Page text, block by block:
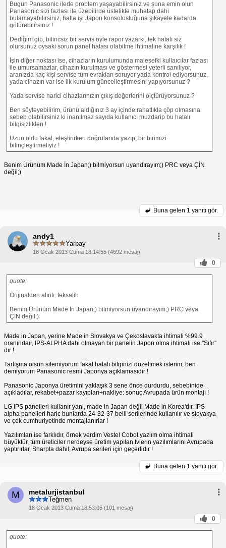
Bugün Panasonic ilede problem yaşayabilirsiniz ve şuna emin olun
Panasonic sizi fazlası ile üzebilirde üstelikte muhatap dahi
bulamayabilirsiniz, hatta işi Japon konsolosluğuna şikayete kadarda
götürebilirsiniz !
Dediğim gib, bilincsiz bir servis öyle rapor yazarki, tek hatalı siz
olursunuz oysaki sorun panel hatası olabilme ihtimaline karşılık !
İşin diğer noktası ise, cihazların kurulumunda malesefki kullaıcılar fazlası
ile umursamazlar, cihazın kurulması ve göstermesi yeterli sanılıyor,
aranızda kaç kişi servise tüm evrakları soruyor yada kontrol ediyorsunuz,
yada cihazın var ise ilk kurulum güncelleştirmesini yapıyorsunuz ?
Yada servise harici cihazlarınızın çıkış değerlerini ölçtürüyorsunuz ?
Ben söyleyebilirim, ürünü aldığınız 3 ay içinde rahatlıkla çöp olmasına
sebeb olabilirsiniz ki inanılmaz sayıda kullanıcı muzdarip bu hatalı
bilgisizlikten !
Uzun oldu fakat, eleştirirken doğrularıda yazıp, bir birimizi
bilinçleştirmeliyiz !
Benim Ürünüm Made İn Japan;) bilmiyorsun uyandırayım;) PRC veya ÇİN
değil;)
Buna gelen 1 yanıtı gör.
andy1
Yarbay
18 Ocak 2013 Cuma 18:14:55 (4692 mesaj)
0
quote:
Orijinalden alıntı: teksalih
Benim Ürünüm Made İn Japan;) bilmiyorsun uyandırayım;) PRC veya
ÇİN değil;)
Made in Japan, yerine Made in Slovakya ve Çekoslavakta ihtimali %99.9
oranındaır, IPS-ALPHA dahi olmayan bir panelin Japon olma ihtimali ise ''Sıfır''
dır !
Tartışma olsun sitemiyorum fakat hatalı bilginizi düzeltmek isterim, ben
demiyorum Panasonic resmi Japonya açıklamasıdır !
Panasonic Japonya üretimini yaklaşık 3 sene önce durdurdu, sebebinide
açıkladılar, rekabet+pazar kayıpları+nakliye: sonuç Avrupada ürün montajı !
LG IPS panelleri kullanır yani, made in Japan değil Made in Korea'dır, IPS
alpha panelleri haric bunlarda 24-32-37 belli serilerinde kullanılır ve slovakya
ve çek cumhuriyetinde montajlanırlar !
Yazılımları ise farklıdır, örnek verdim Vestel Cobot yazlım olma ihtimali
büyüktür, tüm üreticiler nerdeyse üretim yapılan tvlerin yazılımlarını Avrupada
yaptırırlar, Sharpta dahil, Avrupa serileri için geçerlidir !
Buna gelen 1 yanıtı gör.
M metalurjistanbul
Teğmen
18 Ocak 2013 Cuma 18:53:05 (101 mesaj)
0
quote: